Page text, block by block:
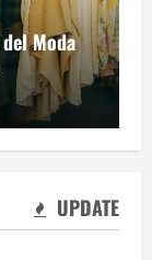
Moda
UPDATE